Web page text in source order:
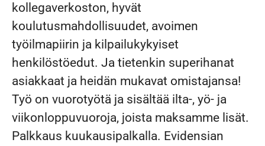
kollegaverkoston, hyvät
koulutusmahdollisuudet, avoimen
työilmapiirin ja kilpailukykyiset
henkilöstöedut. Ja tietenkin superihanat
asiakkaat ja heidän mukavat omistajansa!
Työ on vuorotyötä ja sisältää ilta-, yö- ja
viikonloppuvuoroja, joista maksamme lisät.
Palkkaus kuukausipalkalla. Evidensian